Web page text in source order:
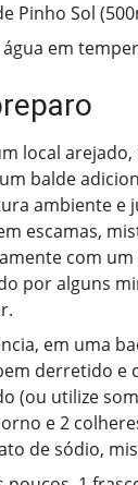
Pinho Sol
água em
local arejado,
balde
ambiente e
escamas,
com
por alguns
em uma
derretido e
(ou utilize
e 2
de sódio,